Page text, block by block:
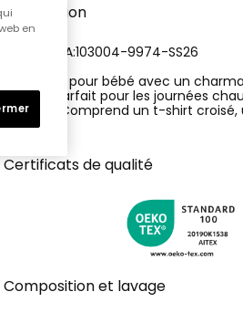
Description
REFERENCIA:103004-9974-SS26
Ensemble pour bébé avec un
citrons, parfait pour les journées
et d’été. Comprend un t-shirt
pieds et un bonnet assorti,
confortable et fonctionnel facilite le
une grande liberté de mouvement.
accompagner les premières
Certificats de qualité
Composition et lavage
en